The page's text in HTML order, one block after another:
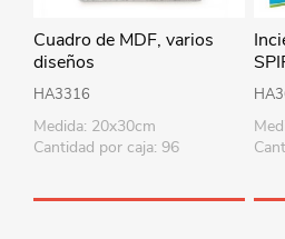
Cuadro de MDF, varios
diseños
HA3316
Medida: 20x30cm
Cantidad por caja: 96